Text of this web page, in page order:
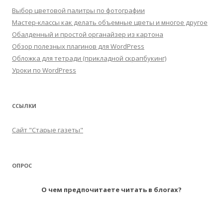
Выбор цветовой палитры по фотографии
Мастер-классы как делать объемные цветы и многое другое
Обалденный и простой органайзер из картона
Обзор полезных плагинов для WordPress
Обложка для тетради (прикладной скрапбукинг)
Уроки по WordPress
ССЫЛКИ
Сайт "Старые газеты"
ОПРОС
О чем предпочитаете читать в блогах?